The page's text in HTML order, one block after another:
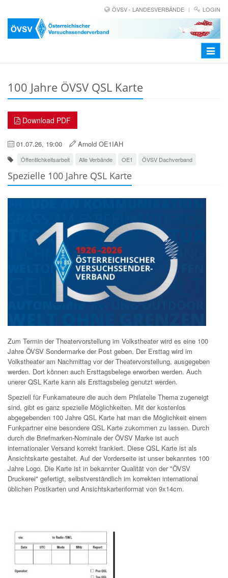
ÖVSV - LANDESVERBÄNDE LOGIN
Toggle
100 Jahre ÖVSV QSL Karte
Download PDF
01.07.26, 19:00 Arnold OE1IAH
Öffentlichkeitsarbeit Alle Verbände OE1 ÖVSV Dachverband
Spezielle 100 Jahre QSL Karte
Zum Termin der Theatervorstellung im Volkstheater wird es eine 100
Jahre ÖVSV Sondermarke der Post geben. Der Ersttag wird im
Volkstheater am Nachmittag vor der Theatervorstellung, ausgegeben
werden. Dort können auch Ersttagsbelege erworben werden. Auch
unerer QSL Karte kann als Ersttagsbeleg genutzt werden.
Speziell für Funkamateure die auch dem Philatelie Thema zugeneigt
sind, gibt es ganz spezielle Möglichkeiten. Mit der kostenlos
abgegebenden 100 Jahre QSL Karte hat man die Möglichkeit einem
Funkpartner eine besondere QSL Karte zukommen zu lassen. Durch
durch die Briefmarken-Nominale der ÖVSV Marke ist auch
internationaler Versand korrekt frankiert. Diese QSL Karte ist als
Ansichtskarte gestaltet. Auf der Vorderseite ist unser bekanntes 100
Jahre Logo. Die Karte ist in bekannter Qualität von der "ÖVSV
Druckerei" gefertigt, selbstverständlich im korrekten international
üblichen Postkarten und Ansichtskartenformat von 9x14cm.